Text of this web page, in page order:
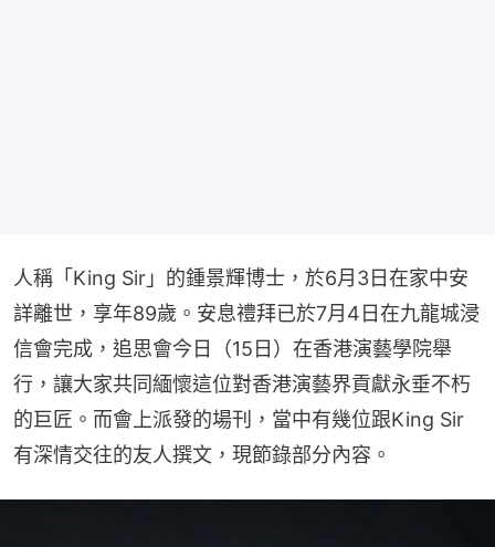
人稱「King Sir」的鍾景輝博士，於6月3日在家中安
詳離世，享年89歲。安息禮拜已於7月4日在九龍城浸
信會完成，追思會今日（15日）在香港演藝學院舉
行，讓大家共同緬懷這位對香港演藝界貢獻永垂不朽
的巨匠。而會上派發的場刊，當中有幾位跟King Sir
有深情交往的友人撰文，現節錄部分內容。